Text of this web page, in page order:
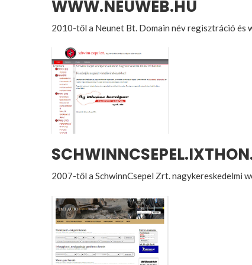
WWW.NEUWEB.HU
2010-től a Neunet Bt. Domain név regisztráció és
2007-től a SchwinnCsepel Zrt. nagykereskedelmi